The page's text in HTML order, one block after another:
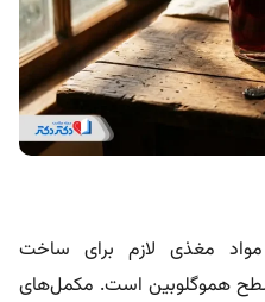
مغذی لازم برای ساخت
هموگلوبین است. مکمل‌های